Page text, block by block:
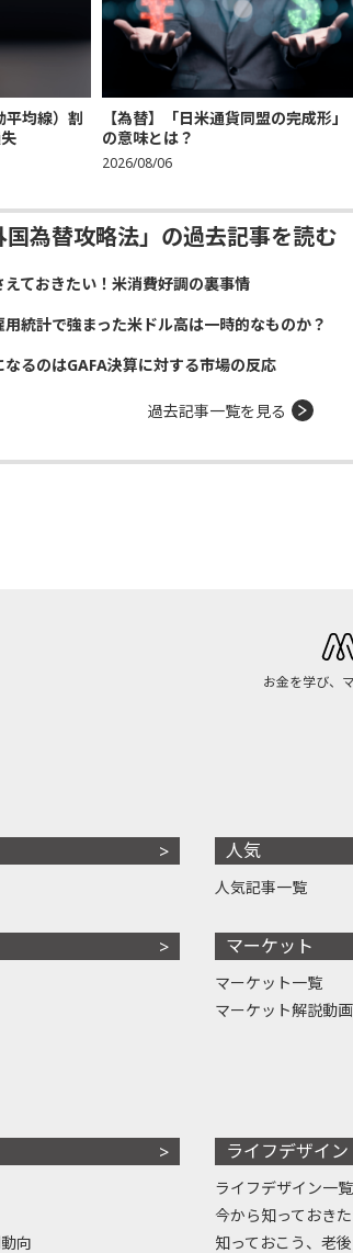
平均線）割
【為替】「日米通貨同盟の完成形」
の意味とは？
2026/08/06
国為替攻略法」の過去記事を読む
えておきたい！米消費好調の裏事情
用統計で強まった米ドル高は一時的なものか？
なるのはGAFA決算に対する市場の反応
過去記事一覧を見る
お金を学び、
人気
人気記事一覧
マーケット
マーケット一覧
マーケット解説動画
向
ライフデザイン
ライフデザイン一覧
今から知っておき
知っておこう、老